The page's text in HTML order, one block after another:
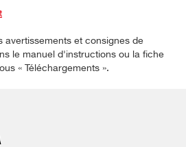
avertissements et consignes de
le manuel d'instructions ou la fiche
« Téléchargements ».